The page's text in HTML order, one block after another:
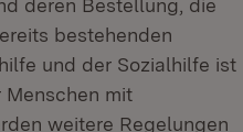
deren Bestellung, die
bestehenden
und der Sozialhilfe ist
mit
weitere Regelungen